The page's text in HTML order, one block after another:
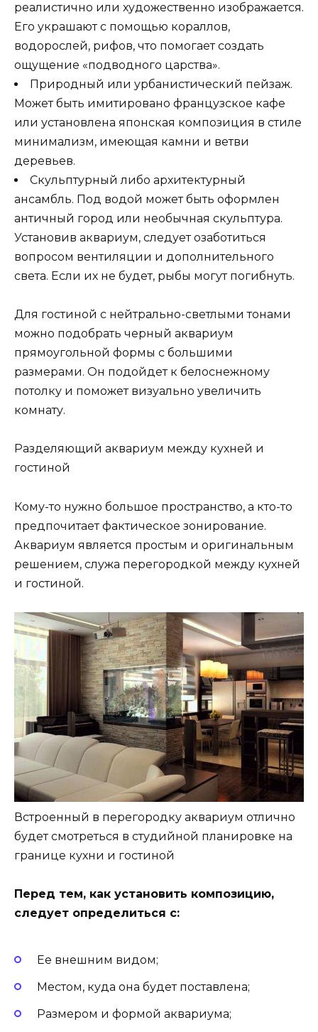
реалистично или художественно изображается.
Его украшают с помощью кораллов,
водорослей, рифов, что помогает создать
ощущение «подводного царства».
Природный или урбанистический пейзаж.
Может быть имитировано французское кафе
или установлена японская композиция в стиле
минимализм, имеющая камни и ветви
деревьев.
Скульптурный либо архитектурный
ансамбль. Под водой может быть оформлен
античный город или необычная скульптура.
Установив аквариум, следует озаботиться
вопросом вентиляции и дополнительного
света. Если их не будет, рыбы могут погибнуть.
Для гостиной с нейтрально-светлыми тонами
можно подобрать черный аквариум
прямоугольной формы с большими
размерами. Он подойдет к белоснежному
потолку и поможет визуально увеличить
комнату.
Разделяющий аквариум между кухней и
гостиной
Кому-то нужно большое пространство, а кто-то
предпочитает фактическое зонирование.
Аквариум является простым и оригинальным
решением, служа перегородкой между кухней
и гостиной.
Встроенный в перегородку аквариум отлично
будет смотреться в студийной планировке на
границе кухни и гостиной
Перед тем, как установить композицию,
следует определиться с:
Ее внешним видом;
Местом, куда она будет поставлена;
Размером и формой аквариума;